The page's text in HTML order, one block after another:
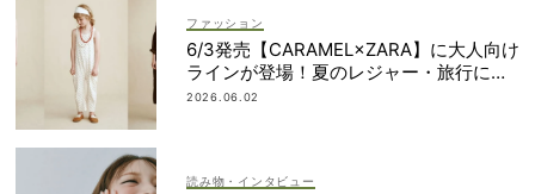
ファッション
6/3発売【CARAMEL×ZARA】に大人向け
ラインが登場！夏のレジャー・旅行にも
おすすめ
2026.06.02
読み物・インタビュー